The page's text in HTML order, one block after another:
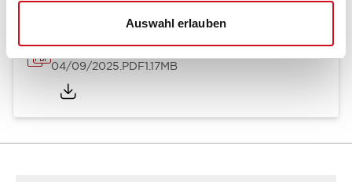
Auswahl erlauben
Enabling Switches Catalog
04/09/2025.PDF1.17MB